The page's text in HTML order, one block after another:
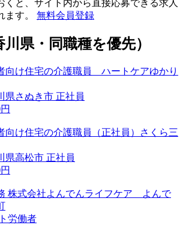
くと、サイト内から直接応募できる求人
ます。 無料会員登録
県・同職種を優先）
向け住宅の介護職員 ハートケアゆかり
県さぬき市 正社員
向け住宅の介護職員（正社員）さくら三
県高松市 正社員
株式会社よんでんライフケア よんで
労働者